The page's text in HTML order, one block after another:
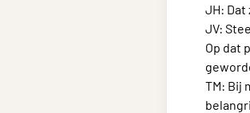
JH: Dat
JV:
Op dat
TM: Bij